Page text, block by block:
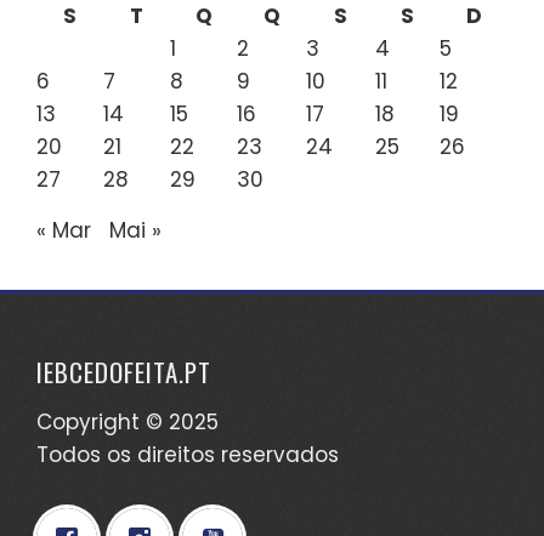
S
T Q Q S S
D
1
2 3 4
5
6
7 8 9 10 11
12
13
14 15 16 17 18
19
20
21 22 23 24 25
26
27
28 29
30
« Mar
Mai »
IEBCEDOFEITA.PT
Copyright © 2025
Todos os direitos reservados